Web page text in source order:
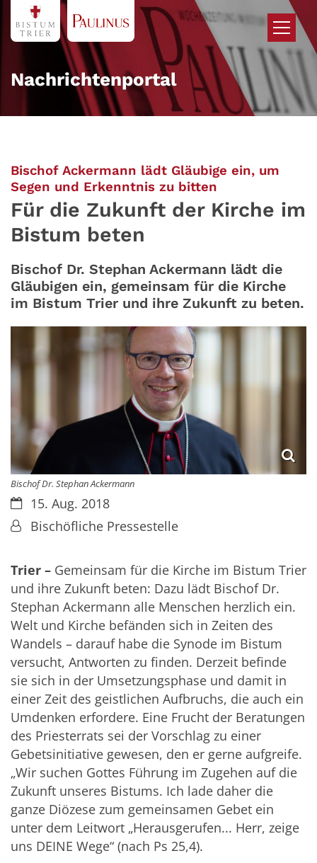
Zum Inhalt springen
Nachrichtenportal
Bischof Ackermann lädt Gläubige ein, um
Segen und Erkenntnis zu bitten
Für die Zukunft der Kirche im
Bistum beten
Bischof Dr. Stephan Ackermann lädt die
Gläubigen ein, gemeinsam für die Kirche
im Bistum Trier und ihre Zukunft zu beten.
Bischof Dr. Stephan Ackermann
Datum:15. Aug. 2018
Von:Bischöfliche Pressestelle
Trier – Gemeinsam für die Kirche im Bistum Trier
und ihre Zukunft beten: Dazu lädt Bischof Dr.
Stephan Ackermann alle Menschen herzlich ein.
Welt und Kirche befänden sich in Zeiten des
Wandels – darauf habe die Synode im Bistum
versucht, Antworten zu finden. Derzeit befinde
sie sich in der Umsetzungsphase und damit in
einer Zeit des geistlichen Aufbruchs, die auch ein
Umdenken erfordere. Eine Frucht der Beratungen
des Priesterrats sei der Vorschlag zu einer
Gebetsinitiative gewesen, den er gerne aufgreife.
„Wir suchen Gottes Führung im Zugehen auf die
Zukunft unseres Bistums. Ich lade daher die
ganze Diözese zum gemeinsamen Gebet ein
unter dem Leitwort „Herausgerufen... Herr, zeige
uns DEINE Wege“ (nach Ps 25,4).